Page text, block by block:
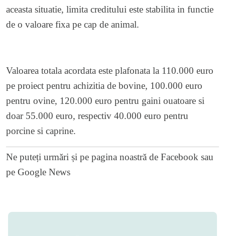
aceasta situatie, limita creditului este stabilita in functie
de o valoare fixa pe cap de animal.
Valoarea totala acordata este plafonata la 110.000 euro
pe proiect pentru achizitia de bovine, 100.000 euro
pentru ovine, 120.000 euro pentru gaini ouatoare si
doar 55.000 euro, respectiv 40.000 euro pentru
porcine si caprine.
Ne puteți urmări și pe pagina noastră de Facebook sau
pe Google News